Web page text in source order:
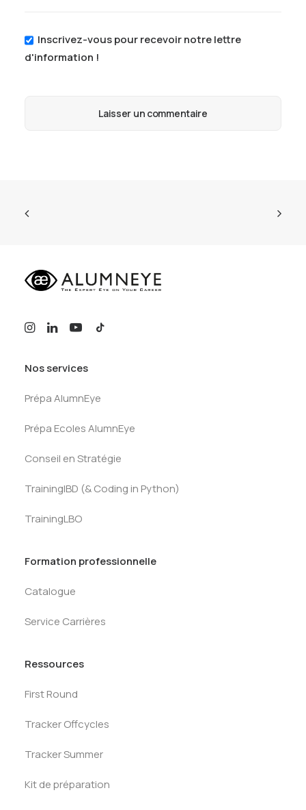
Inscrivez-vous pour recevoir notre lettre
d'information !
Nos services
Prépa AlumnEye
Prépa Ecoles AlumnEye
Conseil en Stratégie
TrainingIBD (& Coding in Python)
TrainingLBO
Formation professionnelle
Catalogue
Service Carrières
Ressources
First Round
Tracker Offcycles
Tracker Summer
Kit de préparation